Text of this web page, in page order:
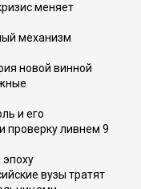
меняет
механизм
новой винной
и его
проверку ливнем 9
эпоху
вузы тратят